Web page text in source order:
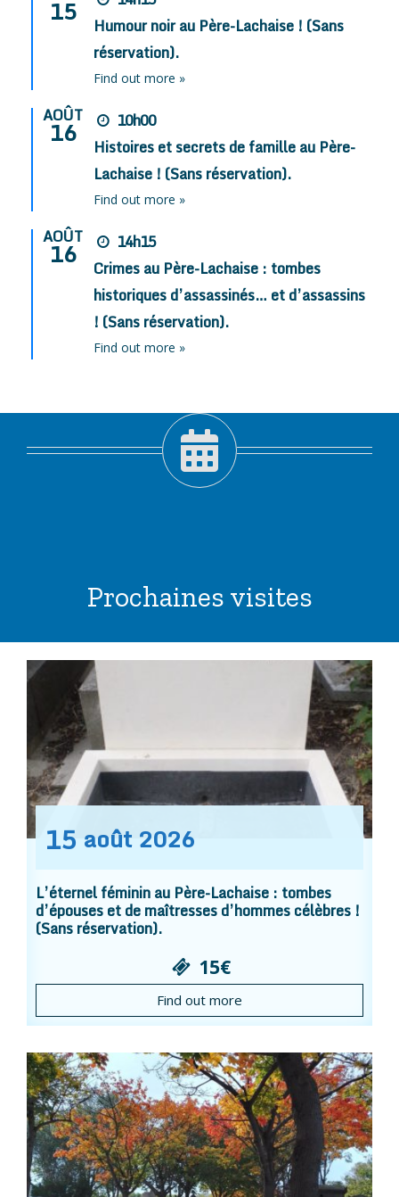
15
Humour noir au Père-Lachaise ! (Sans
réservation).
Find out more »
AOÛT
16
10h00
Histoires et secrets de famille au Père-
Lachaise ! (Sans réservation).
Find out more »
AOÛT
16
14h15
Crimes au Père-Lachaise : tombes
historiques d’assassinés… et d’assassins
! (Sans réservation).
Find out more »
Prochaines visites
15 août 2026
L’éternel féminin au Père-Lachaise : tombes
d’épouses et de maîtresses d’hommes célèbres !
(Sans réservation).
15€
Find out more